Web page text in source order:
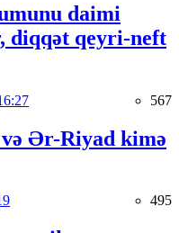
daimi
diqqət qeyri-neft
567
Ər-Riyad kimə
495